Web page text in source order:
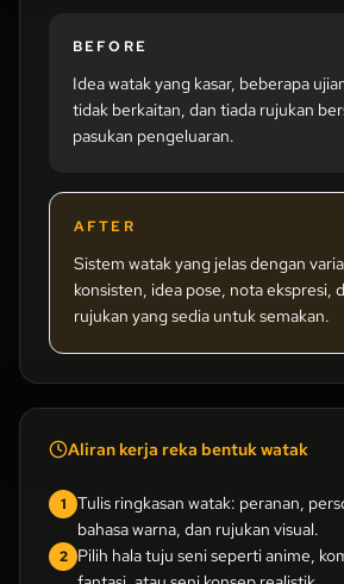
BEFORE
Idea watak yang kasar, beberapa
tidak berkaitan, dan tiada rujukan
pasukan pengeluaran.
AFTER
Sistem watak yang jelas dengan
konsisten, idea pose, nota ekspresi,
rujukan yang sedia untuk semakan.
Aliran kerja reka bentuk watak
1
Tulis ringkasan watak: peranan,
bahasa warna, dan rujukan visual.
2 Pilih hala tuju seni seperti anime,